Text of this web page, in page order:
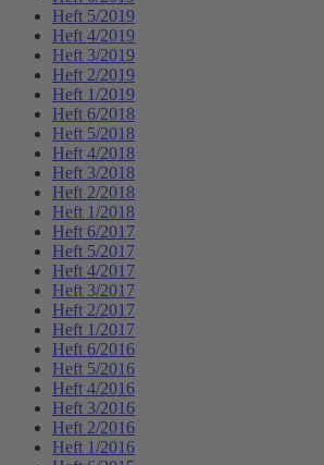
Heft 5/2019
Heft 4/2019
Heft 3/2019
Heft 2/2019
Heft 1/2019
Heft 6/2018
Heft 5/2018
Heft 4/2018
Heft 3/2018
Heft 2/2018
Heft 1/2018
Heft 6/2017
Heft 5/2017
Heft 4/2017
Heft 3/2017
Heft 2/2017
Heft 1/2017
Heft 6/2016
Heft 5/2016
Heft 4/2016
Heft 3/2016
Heft 2/2016
Heft 1/2016